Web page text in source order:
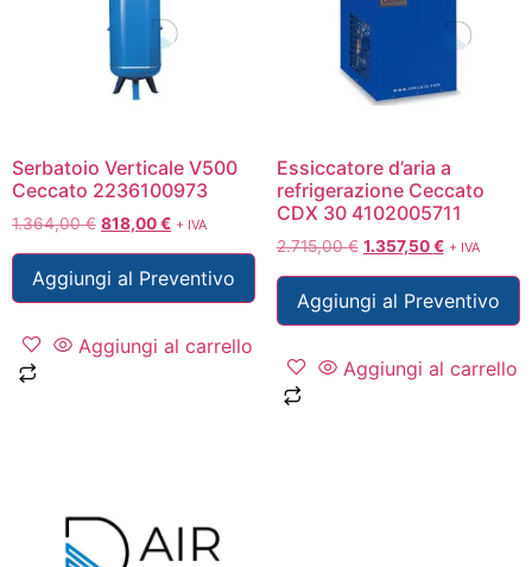
Serbatoio Verticale V500
Ceccato 2236100973
1.364,00€ 818,00€ + IVA
Aggiungi al Preventivo
Aggiungi al carrello
Essiccatore d’aria a
refrigerazione Ceccato
CDX 30 4102005711
2.715,00€ 1.357,50€ + IVA
Aggiungi al Preventivo
Aggiungi al carrello